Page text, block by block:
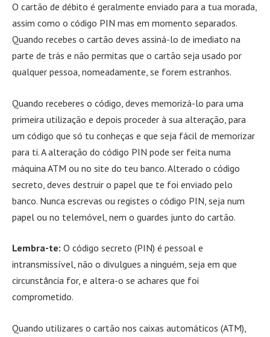
O cartão de débito é geralmente enviado para a tua morada,
assim como o código PIN mas em momento separados.
Quando recebes o cartão deves assiná-lo de imediato na
parte de trás e não permitas que o cartão seja usado por
qualquer pessoa, nomeadamente, se forem estranhos.
Quando receberes o código, deves memorizá-lo para uma
primeira utilização e depois proceder à sua alteração, para
um código que só tu conheças e que seja fácil de memorizar
para ti. A alteração do código PIN pode ser feita numa
máquina ATM ou no site do teu banco. Alterado o código
secreto, deves destruir o papel que te foi enviado pelo
banco. Nunca escrevas ou registes o código PIN, seja num
papel ou no telemóvel, nem o guardes junto do cartão.
Lembra-te: O código secreto (PIN) é pessoal e
intransmissível, não o divulgues a ninguém, seja em que
circunstância for, e altera-o se achares que foi
comprometido.
Quando utilizares o cartão nos caixas automáticos (ATM),